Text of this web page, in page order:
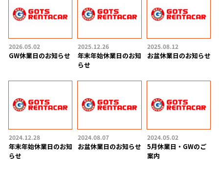
2026.05.02
GW休業日のお知らせ
2025.12.26
年末年始休業日のお知
らせ
2025.08.12
お盆休業日のお知らせ
2024.12.28
年末年始休業日のお知
らせ
2024.08.07
お盆休業日のお知らせ
2024.05.02
5月休業日・GWのご
案内